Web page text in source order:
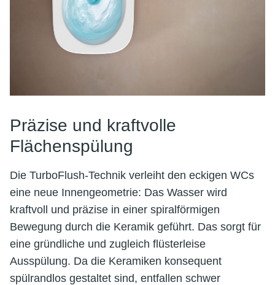
Präzise und kraftvolle
Flächenspülung
Die TurboFlush-Technik verleiht den eckigen WCs
eine neue Innengeometrie: Das Wasser wird
kraftvoll und präzise in einer spiralförmigen
Bewegung durch die Keramik geführt. Das sorgt für
eine gründliche und zugleich flüsterleise
Ausspülung. Da die Keramiken konsequent
spülrandlos gestaltet sind, entfallen schwer